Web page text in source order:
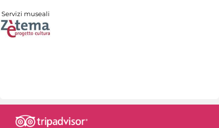
Servizi museali